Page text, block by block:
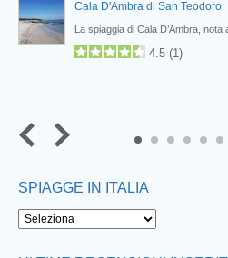
Cala D'Ambra di San Teodoro
La spiaggia di Cala D’Ambra, nota
4.5 (1)
8
SPIAGGE IN ITALIA